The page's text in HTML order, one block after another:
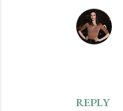
REPLY